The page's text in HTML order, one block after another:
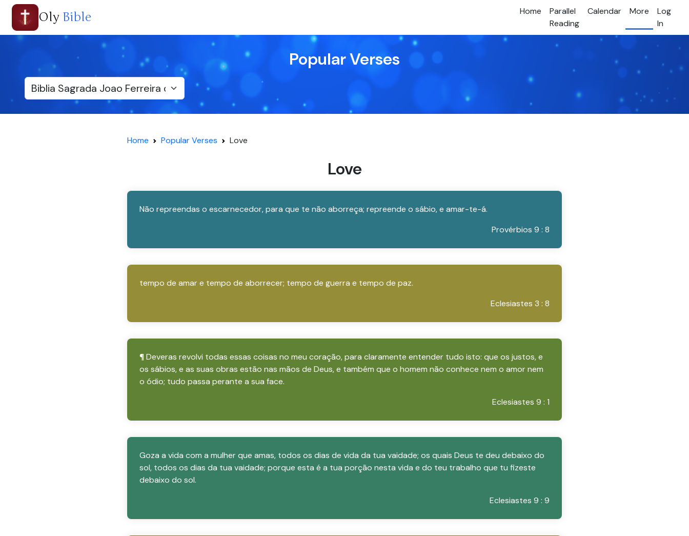
Oly Bible Home
Parallel
Reading
Calendar More
Log
In
Popular Verses
Home Popular Verses Love
Love
Não repreendas o escarnecedor, para que te não aborreça; repreende o sábio, e amar-te-á.
Provérbios 9 : 8
tempo de amar e tempo de aborrecer; tempo de guerra e tempo de paz.
Eclesiastes 3 : 8
¶ Deveras revolvi todas essas coisas no meu coração, para claramente entender tudo isto: que os justos, e
os sábios, e as suas obras estão nas mãos de Deus, e também que o homem não conhece nem o amor nem
o ódio; tudo passa perante a sua face.
Eclesiastes 9 : 1
Goza a vida com a mulher que amas, todos os dias de vida da tua vaidade; os quais Deus te deu debaixo do
sol, todos os dias da tua vaidade; porque esta é a tua porção nesta vida e do teu trabalho que tu fizeste
debaixo do sol.
Eclesiastes 9 : 9